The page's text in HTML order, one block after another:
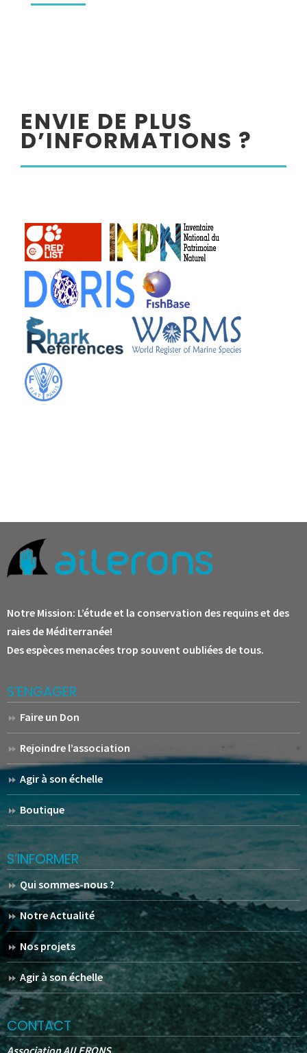
ENVIE DE PLUS
D’INFORMATIONS ?
Notre Mission: L’étude et la conservation des requins et des
raies de Méditerranée!
Des espèces menacées trop souvent oubliées de tous.
S’ENGAGER
Faire un Don
Rejoindre l’association
Agir à son échelle
Boutique
S’INFORMER
Qui sommes-nous ?
Notre Actualité
Nos projets
Agir à son échelle
CONTACT